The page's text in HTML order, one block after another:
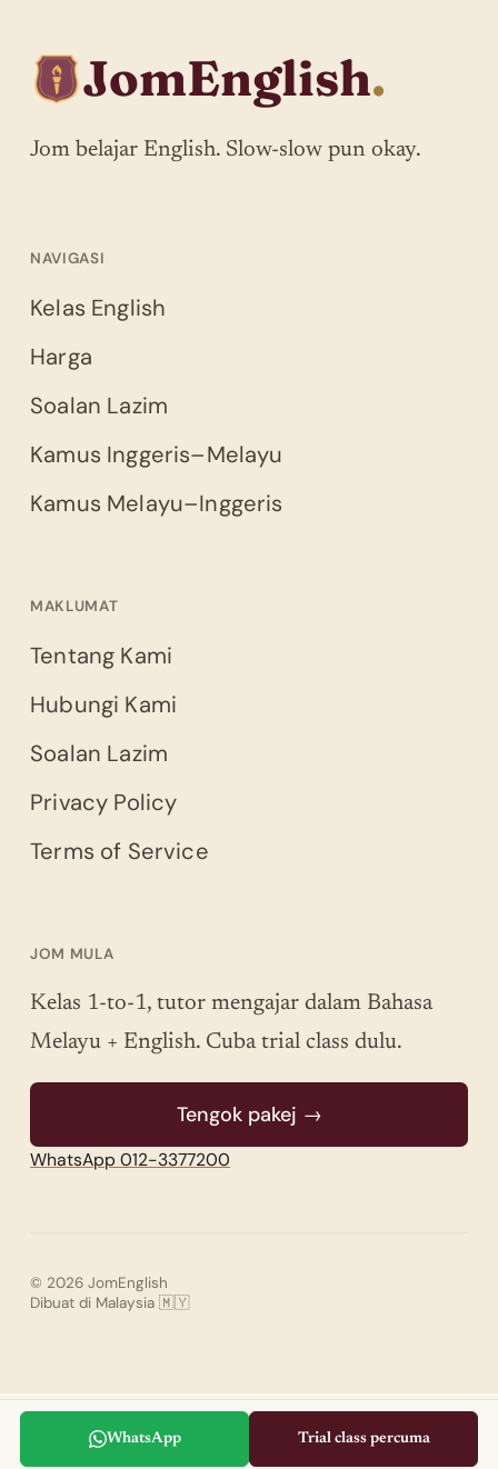
JomEnglish.
Jom belajar English. Slow-slow pun okay.
NAVIGASI
Kelas English
Harga
Soalan Lazim
Kamus Inggeris–Melayu
Kamus Melayu–Inggeris
MAKLUMAT
Tentang Kami
Hubungi Kami
Soalan Lazim
Privacy Policy
Terms of Service
JOM MULA
Kelas 1-to-1, tutor mengajar dalam Bahasa
Melayu + English. Cuba trial class dulu.
Tengok pakej →
WhatsApp 012-3377200
© 2026 JomEnglish
Dibuat di Malaysia 🇲🇾
WhatsApp Trial class percuma